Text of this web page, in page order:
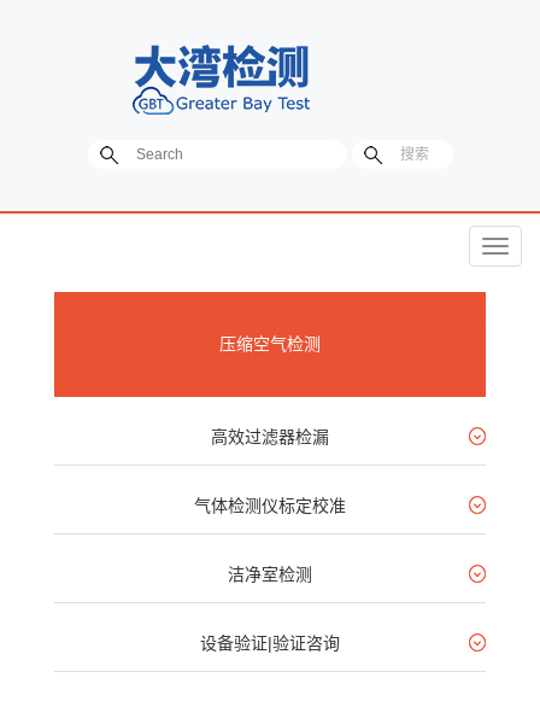
菜
压缩空气检测
高效过滤器检漏
气体检测仪标定校准
洁净室检测
设备验证|验证咨询